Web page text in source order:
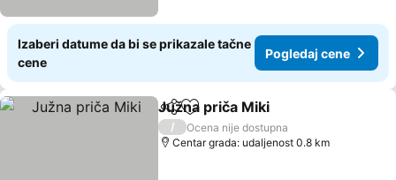
Izaberi datume da bi se prikazale tačne
cene
Pogledaj cene
Deli Dodati u favorite
Južna priča Miki
/
Ocena nije dostupna
Centar grada: udaljenost 0.8 km